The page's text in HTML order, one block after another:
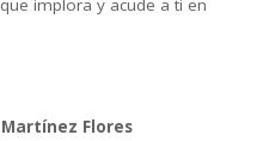
implora y acude a ti en
Martínez Flores